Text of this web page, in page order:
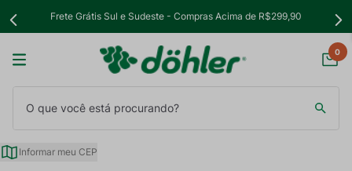
Frete Grátis Sul e Sudeste - Compras Acima de R$299,90
0
Informar meu CEP